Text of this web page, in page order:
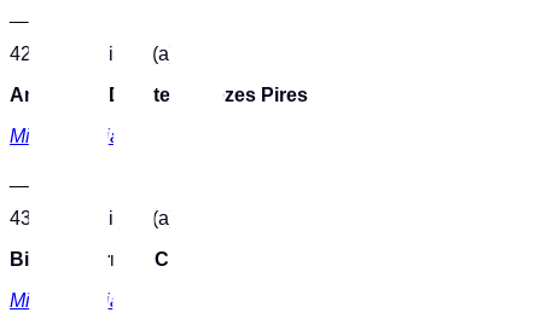
42 - ID Mediador(a)
Ana Paula Duarte Menezes Pires
Minibiografia
43 - ID Mediador(a)
Bianca Fornetti Ciacca
Minibiografia